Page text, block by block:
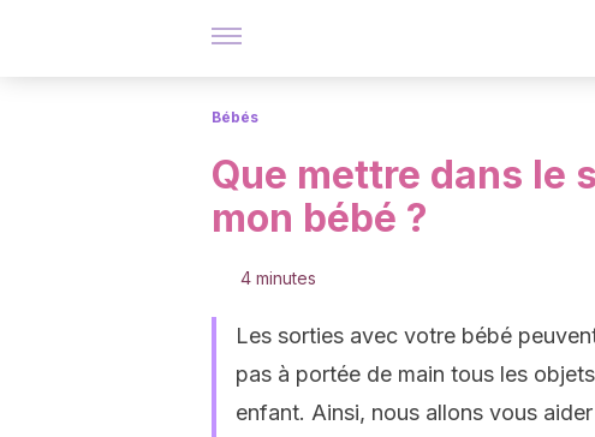
Bébés
Que mettre dans le
mon bébé ?
4 minutes
Les sorties avec votre bébé
pas à portée de main tous les
enfant. Ainsi, nous allons vous